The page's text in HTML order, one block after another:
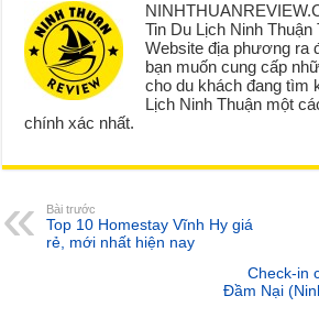
Tin Du Lịch Ninh
Website địa phương ra
bạn muốn cung cấp
cho du khách đang tìm
Lịch Ninh Thuận một
chính xác nhất.
Bài trước
Top 10 Homestay Vĩnh Hy giá
rẻ, mới nhất hiện nay
Check-in
Đầm Nại